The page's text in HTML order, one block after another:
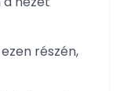
részén,